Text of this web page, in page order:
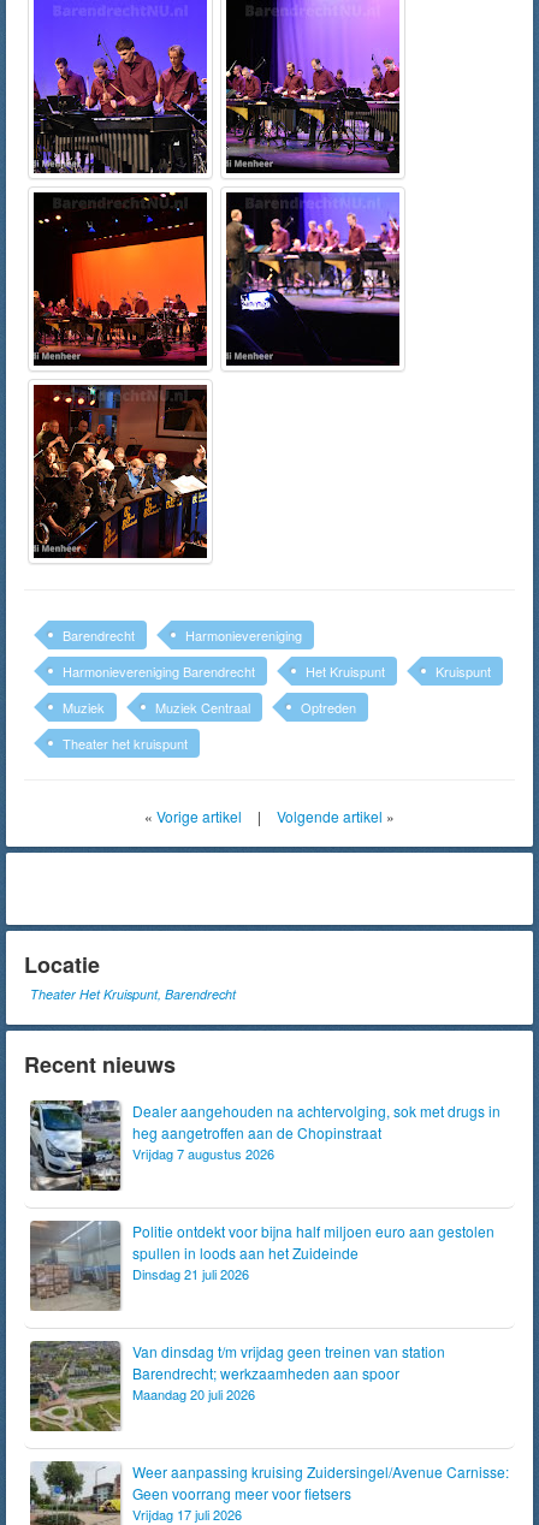
Barendrecht
Harmonievereniging
Harmonievereniging Barendrecht
Het Kruispunt
Kruispunt
Muziek
Muziek Centraal
Optreden
Theater het kruispunt
« Vorige artikel | Volgende artikel »
Locatie
Theater Het Kruispunt, Barendrecht
Recent nieuws
Dealer aangehouden na achtervolging, sok met drugs in
heg aangetroffen aan de Chopinstraat
Vrijdag 7 augustus 2026
Politie ontdekt voor bijna half miljoen euro aan gestolen
spullen in loods aan het Zuideinde
Dinsdag 21 juli 2026
Van dinsdag t/m vrijdag geen treinen van station
Barendrecht; werkzaamheden aan spoor
Maandag 20 juli 2026
Weer aanpassing kruising Zuidersingel/Avenue Carnisse:
Geen voorrang meer voor fietsers
Vrijdag 17 juli 2026